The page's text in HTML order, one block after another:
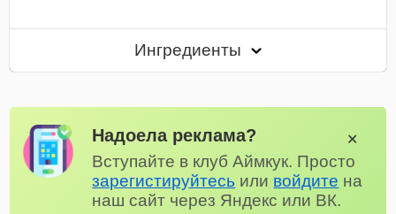
Ингредиенты
Надоела реклама?
Вступайте в клуб Аймкук. Просто
зарегистируйтесь или войдите на
наш сайт через Яндекс или ВК.
✕